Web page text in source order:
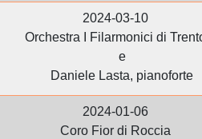
2024-03-10
Orchestra I Filarmonici di
e
Daniele Lasta, pianoforte
2024-01-06
Coro Fior di Roccia